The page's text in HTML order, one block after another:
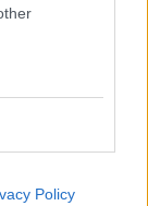
Policy